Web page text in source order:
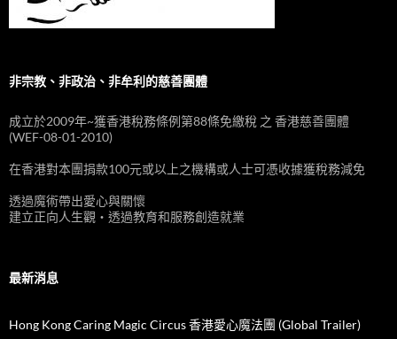
非宗教、非政治、非牟利的慈善團體
成立於2009年~獲香港稅務條例第88條免繳稅 之 香港慈善團體
(WEF-08-01-2010)
在香港對本團捐款100元或以上之機構或人士可憑收據獲稅務減免
透過魔術帶出愛心與關懷
建立正向人生觀‧透過教育和服務創造就業
最新消息
Hong Kong Caring Magic Circus 香港愛心魔法團 (Global Trailer)